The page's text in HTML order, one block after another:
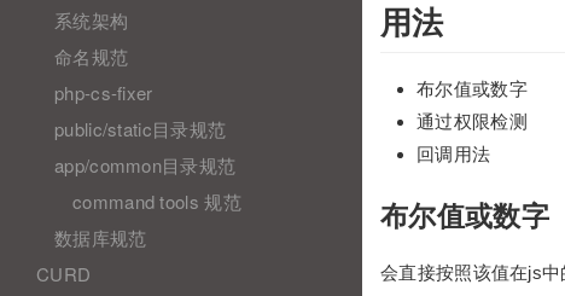
系统架构
命名规范
php-cs-fixer
public/static目录规范
app/common目录规范
command tools 规范
数据库规范
CURD
用法
布尔值或数字
通过权限检测
回调用法
布尔值或数字
会直接按照该值在js